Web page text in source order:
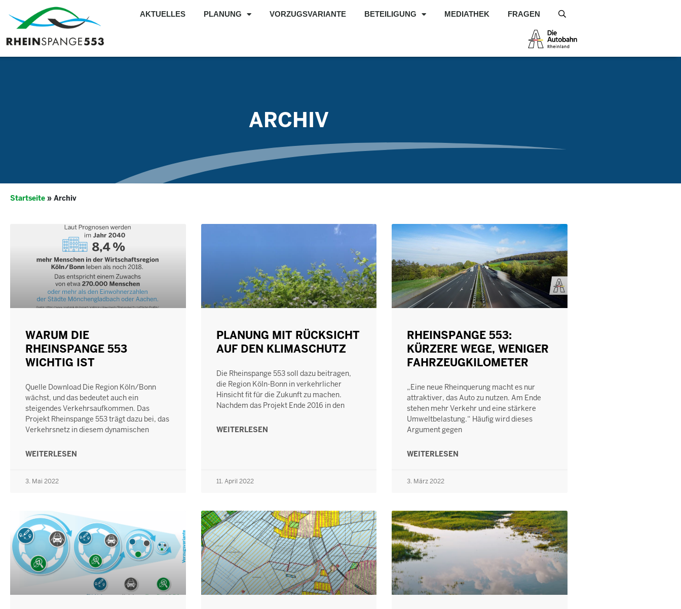
AKTUELLES PLANUNG VORZUGSVARIANTE BETEILIGUNG MEDIATHEK FRAGEN
ARCHIV
Startseite » Archiv
WARUM DIE
RHEINSPANGE 553
WICHTIG IST
Quelle Download Die Region Köln/Bonn
wächst, und das bedeutet auch ein
steigendes Verkehrsaufkommen. Das
Projekt Rheinspange 553 trägt dazu bei, das
Verkehrsnetz in diesem dynamischen
WEITERLESEN
3. Mai 2022
PLANUNG MIT RÜCKSICHT
AUF DEN KLIMASCHUTZ
Die Rheinspange 553 soll dazu beitragen,
die Region Köln-Bonn in verkehrlicher
Hinsicht fit für die Zukunft zu machen.
Nachdem das Projekt Ende 2016 in den
WEITERLESEN
11. April 2022
RHEINSPANGE 553:
KÜRZERE WEGE, WENIGER
FAHRZEUGKILOMETER
„Eine neue Rheinquerung macht es nur
attraktiver, das Auto zu nutzen. Am Ende
stehen mehr Verkehr und eine stärkere
Umweltbelastung.“ Häufig wird dieses
Argument gegen
WEITERLESEN
3. März 2022